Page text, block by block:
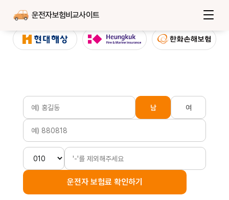
운전자보험비교사이트
남 여
운전자 보험료 확인하기